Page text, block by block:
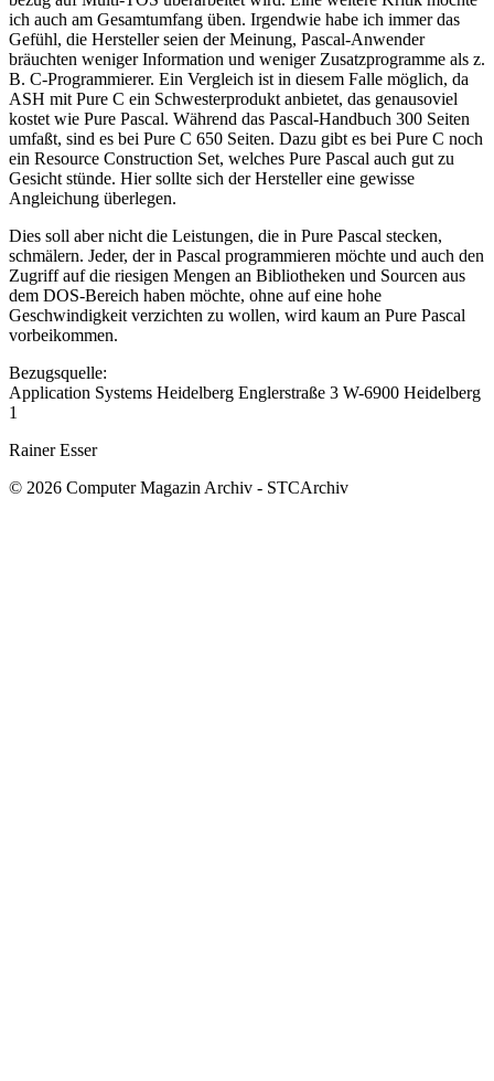
ich auch am Gesamtumfang üben. Irgendwie habe ich immer das
Gefühl, die Hersteller seien der Meinung, Pascal-Anwender
bräuchten weniger Information und weniger Zusatzprogramme als z.
B. C-Programmierer. Ein Vergleich ist in diesem Falle möglich, da
ASH mit Pure C ein Schwesterprodukt anbietet, das genausoviel
kostet wie Pure Pascal. Während das Pascal-Handbuch 300 Seiten
umfaßt, sind es bei Pure C 650 Seiten. Dazu gibt es bei Pure C noch
ein Resource Construction Set, welches Pure Pascal auch gut zu
Gesicht stünde. Hier sollte sich der Hersteller eine gewisse
Angleichung überlegen.
Dies soll aber nicht die Leistungen, die in Pure Pascal stecken,
schmälern. Jeder, der in Pascal programmieren möchte und auch den
Zugriff auf die riesigen Mengen an Bibliotheken und Sourcen aus
dem DOS-Bereich haben möchte, ohne auf eine hohe
Geschwindigkeit verzichten zu wollen, wird kaum an Pure Pascal
vorbeikommen.
Bezugsquelle:
Application Systems Heidelberg Englerstraße 3 W-6900 Heidelberg
1
Rainer Esser
© 2026 Computer Magazin Archiv - STCArchiv